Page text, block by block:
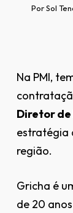
Por Sol
Na PMI,
Diretor
estratégia
região.
Gricha é
de 20